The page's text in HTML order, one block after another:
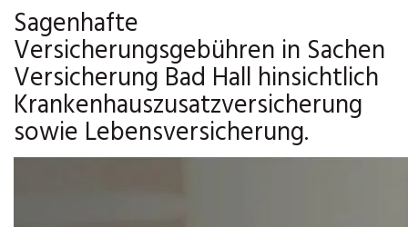
Sagenhafte
Versicherungsgebühren in Sachen
Versicherung Bad Hall hinsichtlich
Krankenhauszusatzversicherung
sowie Lebensversicherung.